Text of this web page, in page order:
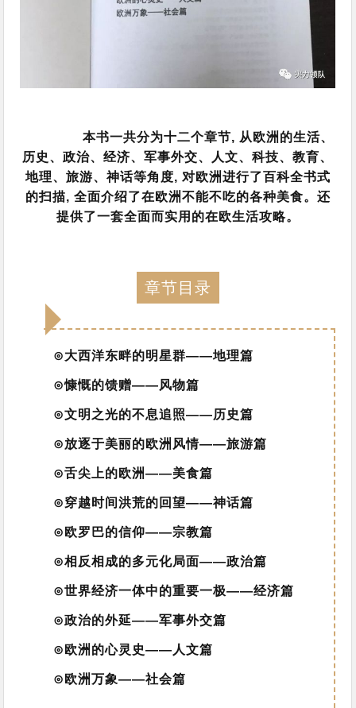
本书一共分为十二个章节, 从欧洲的生活、
历史、政治、经济、军事外交、人文、科技、教育、
地理、旅游、神话等角度, 对欧洲进行了百科全书式
的扫描, 全面介绍了在欧洲不能不吃的各种美食。还
提供了一套全面而实用的在欧生活攻略。
章节目录
⊙大西洋东畔的明星群——地理篇
⊙慷慨的馈赠——风物篇
⊙文明之光的不息追照——历史篇
⊙放逐于美丽的欧洲风情——旅游篇
⊙舌尖上的欧洲——美食篇
⊙穿越时间洪荒的回望——神话篇
⊙欧罗巴的信仰——宗教篇
⊙相反相成的多元化局面——政治篇
⊙世界经济一体中的重要一极——经济篇
⊙政治的外延——军事外交篇
⊙欧洲的心灵史——人文篇
⊙欧洲万象——社会篇